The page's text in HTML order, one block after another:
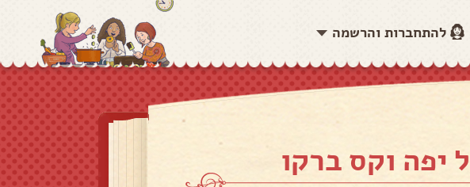
להתחברות והרשמה
יפה וקס ברקו